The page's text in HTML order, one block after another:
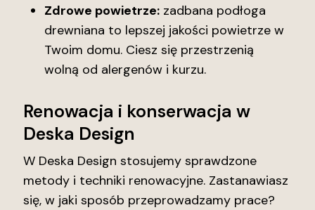
Zdrowe powietrze: zadbana podłoga
drewniana to lepszej jakości powietrze w
Twoim domu. Ciesz się przestrzenią
wolną od alergenów i kurzu.
Renowacja i konserwacja w
Deska Design
W Deska Design stosujemy sprawdzone
metody i techniki renowacyjne. Zastanawiasz
się, w jaki sposób przeprowadzamy prace?